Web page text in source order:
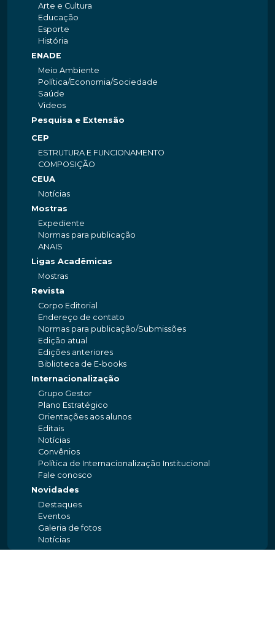
Arte e Cultura
Educação
Esporte
História
ENADE
Meio Ambiente
Política/Economia/Sociedade
Saúde
Videos
Pesquisa e Extensão
CEP
ESTRUTURA E FUNCIONAMENTO
COMPOSIÇÃO
CEUA
Notícias
Mostras
Expediente
Normas para publicação
ANAIS
Ligas Acadêmicas
Mostras
Revista
Corpo Editorial
Endereço de contato
Normas para publicação/Submissões
Edição atual
Edições anteriores
Biblioteca de E-books
Internacionalização
Grupo Gestor
Plano Estratégico
Orientações aos alunos
Editais
Notícias
Convênios
Política de Internacionalização Institucional
Fale conosco
Novidades
Destaques
Eventos
Galeria de fotos
Notícias